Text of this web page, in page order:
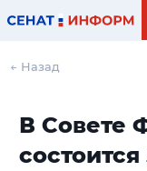
← Назад
В Совете